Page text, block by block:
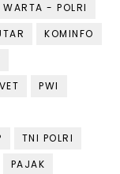
WARTA - POLRI
KOMINFO
PWI
TNI POLRI
PAJAK